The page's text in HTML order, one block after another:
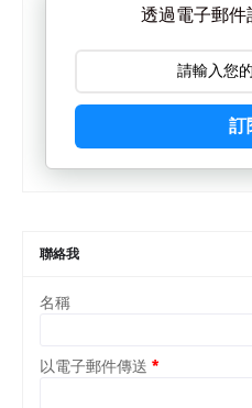
透過電子郵件
訂
聯絡我
名稱
以電子郵件傳送 *